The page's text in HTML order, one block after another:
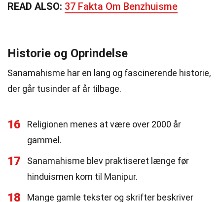
READ ALSO: 37 Fakta Om Benzhuisme
Historie og Oprindelse
Sanamahisme har en lang og fascinerende historie,
der går tusinder af år tilbage.
16
Religionen menes at være over 2000 år
gammel.
17
Sanamahisme blev praktiseret længe før
hinduismen kom til Manipur.
18
Mange gamle tekster og skrifter beskriver